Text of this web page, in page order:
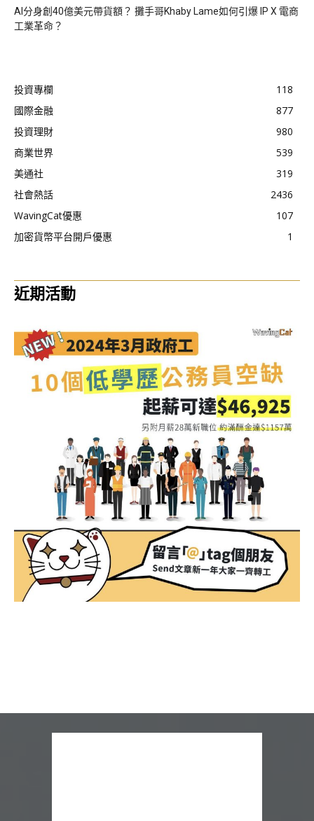
AI分身創40億美元帶貨額？ 攤手哥Khaby Lame如何引爆 IP X 電商
工業革命？
投資專欄
118
國際金融
877
投資理財
980
商業世界
539
美通社
319
社會熱話
2436
WavingCat優惠
107
加密貨幣平台開戶優惠
1
近期活動